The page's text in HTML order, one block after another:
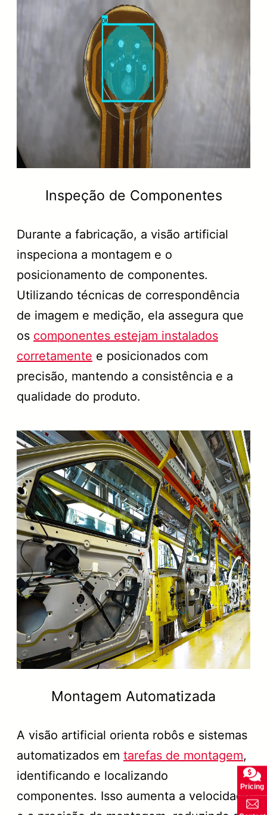
Inspeção de Componentes
Durante a fabricação, a visão artificial
inspeciona a montagem e o
posicionamento de componentes.
Utilizando técnicas de correspondência
de imagem e medição, ela assegura que
os componentes estejam instalados
corretamente e posicionados com
precisão, mantendo a consistência e a
qualidade do produto.
Montagem Automatizada
A visão artificial orienta robôs e sistemas
automatizados em tarefas de montagem,
identificando e localizando
componentes. Isso aumenta a velocidade
Pricing